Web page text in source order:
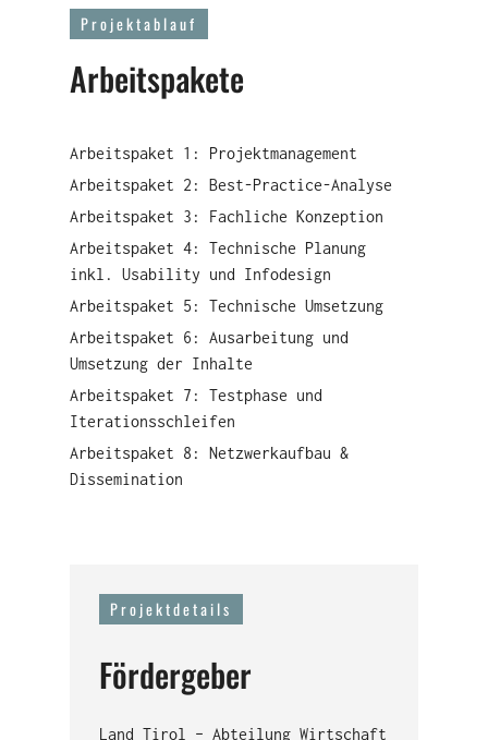
Projektablauf
Arbeitspakete
Arbeitspaket 1: Projektmanagement
Arbeitspaket 2: Best-Practice-Analyse
Arbeitspaket 3: Fachliche Konzeption
Arbeitspaket 4: Technische Planung
inkl. Usability und Infodesign
Arbeitspaket 5: Technische Umsetzung
Arbeitspaket 6: Ausarbeitung und
Umsetzung der Inhalte
Arbeitspaket 7: Testphase und
Iterationsschleifen
Arbeitspaket 8: Netzwerkaufbau &
Dissemination
Projektdetails
Fördergeber
Land Tirol – Abteilung Wirtschaft